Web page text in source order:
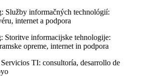
Služby informačných technológií:
internet a podpora
Storitve informacijske tehnologije:
opreme, internet in podpora
TI: consultoría, desarrollo de